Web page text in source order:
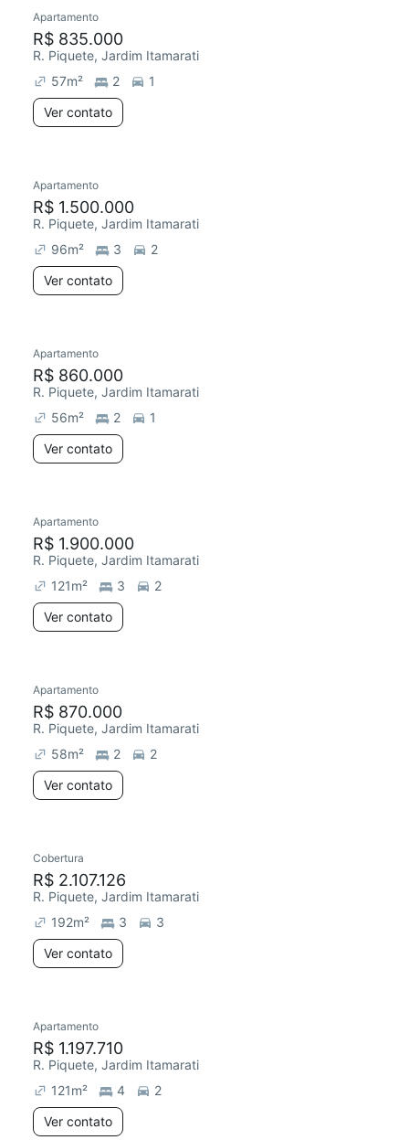
Redecorar
Apartamento
R$ 835.000
R. Piquete, Jardim Itamarati
57m² 2
1
Ver contato
Chegou há 4 dias
Apartamento
R$ 1.500.000
R. Piquete, Jardim Itamarati
96m² 3
2
Ver contato
Redecorar
Apartamento
R$ 860.000
R. Piquete, Jardim Itamarati
56m² 2
1
Ver contato
Redecorar
Apartamento
R$ 1.900.000
R. Piquete, Jardim Itamarati
121m² 3
2
Ver contato
Redecorar
Apartamento
R$ 870.000
R. Piquete, Jardim Itamarati
58m² 2
2
Ver contato
Cobertura
R$ 2.107.126
R. Piquete, Jardim Itamarati
192m² 3
3
Ver contato
Apartamento
R$ 1.197.710
R. Piquete, Jardim Itamarati
121m² 4
2
Ver contato